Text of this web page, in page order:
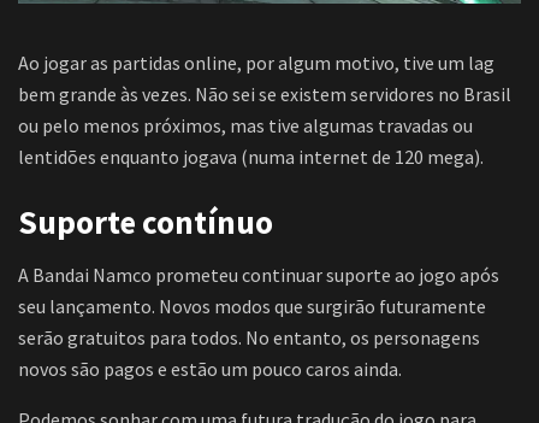
Ao jogar as partidas online, por algum motivo, tive um lag
bem grande às vezes. Não sei se existem servidores no Brasil
ou pelo menos próximos, mas tive algumas travadas ou
lentidões enquanto jogava (numa internet de 120 mega).
Suporte contínuo
A Bandai Namco prometeu continuar suporte ao jogo após
seu lançamento. Novos modos que surgirão futuramente
serão gratuitos para todos. No entanto, os personagens
novos são pagos e estão um pouco caros ainda.